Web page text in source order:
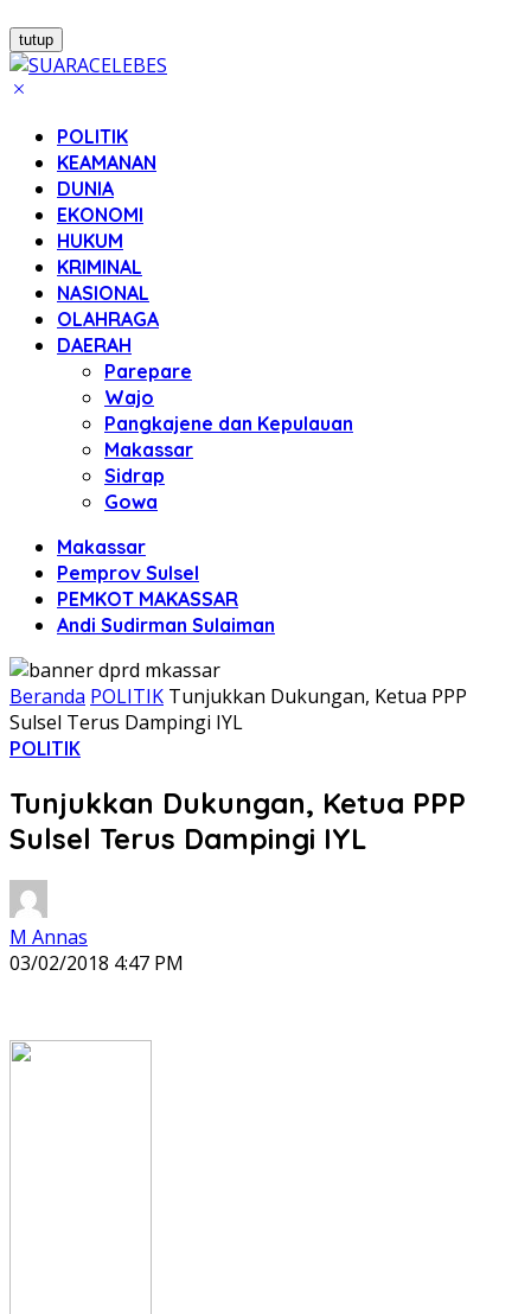
tutup
POLITIK
KEAMANAN
DUNIA
EKONOMI
HUKUM
KRIMINAL
NASIONAL
OLAHRAGA
DAERAH
Parepare
Wajo
Pangkajene dan Kepulauan
Makassar
Sidrap
Gowa
Makassar
Pemprov Sulsel
PEMKOT MAKASSAR
Andi Sudirman Sulaiman
Beranda POLITIK Tunjukkan Dukungan, Ketua PPP
Sulsel Terus Dampingi IYL
POLITIK
Tunjukkan Dukungan, Ketua PPP
Sulsel Terus Dampingi IYL
M Annas
03/02/2018 4:47 PM